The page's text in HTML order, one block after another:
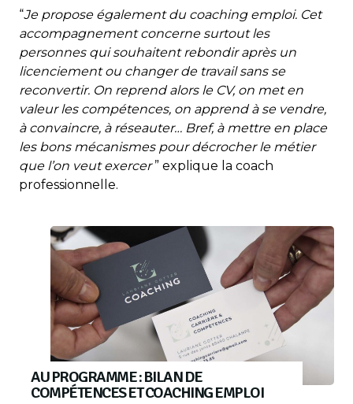
“Je propose également du coaching emploi. Cet
accompagnement concerne surtout les
personnes qui souhaitent rebondir après un
licenciement ou changer de travail sans se
reconvertir. On reprend alors le CV, on met en
valeur les compétences, on apprend à se vendre,
à convaincre, à réseauter… Bref, à mettre en place
les bons mécanismes pour décrocher le métier
que l’on veut exercer” explique la coach
professionnelle.
AU PROGRAMME : BILAN DE
COMPÉTENCES ET COACHING EMPLOI